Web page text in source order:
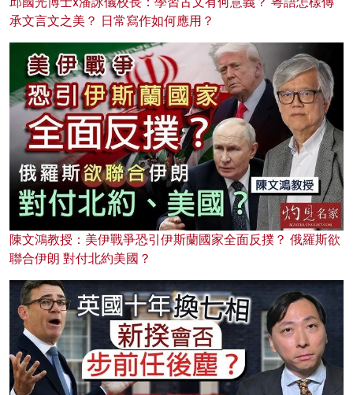
承文言文之美？ 日常寫作如何應用？
陳文鴻教授：美伊戰爭恐引伊斯蘭國家全面反撲？ 俄羅斯欲
聯合伊朗 對付北約美國？